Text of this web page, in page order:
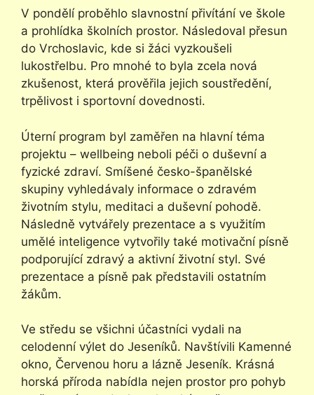
V pondělí proběhlo slavnostní přivítání ve škole
a prohlídka školních prostor. Následoval přesun
do Vrchoslavic, kde si žáci vyzkoušeli
lukostřelbu. Pro mnohé to byla zcela nová
zkušenost, která prověřila jejich soustředění,
trpělivost i sportovní dovednosti.
Úterní program byl zaměřen na hlavní téma
projektu – wellbeing neboli péči o duševní a
fyzické zdraví. Smíšené česko-španělské
skupiny vyhledávaly informace o zdravém
životním stylu, meditaci a duševní pohodě.
Následně vytvářely prezentace a s využitím
umělé inteligence vytvořily také motivační písně
podporující zdravý a aktivní životní styl. Své
prezentace a písně pak představili ostatním
žákům.
Ve středu se všichni účastníci vydali na
celodenní výlet do Jeseníků. Navštívili Kamenné
okno, Červenou horu a lázně Jeseník. Krásná
horská příroda nabídla nejen prostor pro pohyb